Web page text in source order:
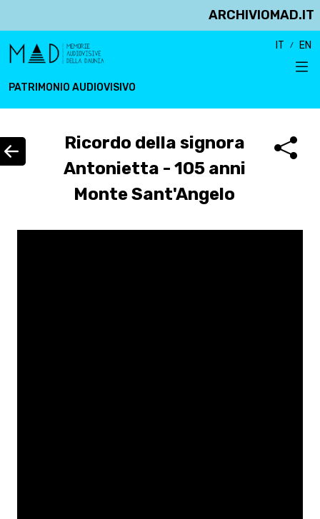
ARCHIVIOMAD.IT
PATRIMONIO AUDIOVISIVO
IT EN
Ricordo della signora
Antonietta - 105 anni
Monte Sant'Angelo